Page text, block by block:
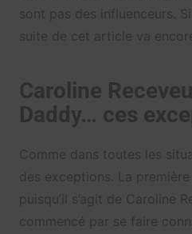
sont pas des influenceurs.
suite de cet article va
Caroline
Daddy… ces
Comme dans toutes les
des exceptions. La
puisqu’il s’agit de Caroline
commencé par se faire